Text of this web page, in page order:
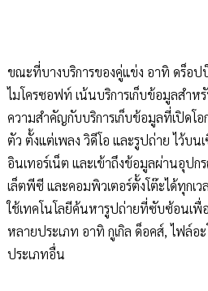
ขณะที่บางบริการของคู่แข่ง อาทิ ดร็อป
ไมโครซอฟท์ เน้นบริการเก็บข้อมูลสำห
ความสำคัญกับบริการเก็บข้อมูลที่เปิดโ
ตัว ตั้งแต่เพลง วิดีโอ และรูปถ่าย ไว้บน
อินเทอร์เน็ต และเข้าถึงข้อมูลผ่านอุป
เล็ตพีซี และคอมพิวเตอร์ตั้งโต๊ะได้ทุกเ
ใช้เทคโนโลยีค้นหารูปถ่ายที่ซับซ้อนเพื่
หลายประเภท อาทิ กูเกิล ด็อคส์, ไฟล์อ
ประเภทอื่น